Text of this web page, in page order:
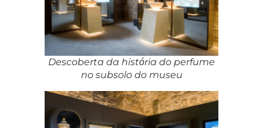
Descoberta da histόria do perfume
no subsolo do museu